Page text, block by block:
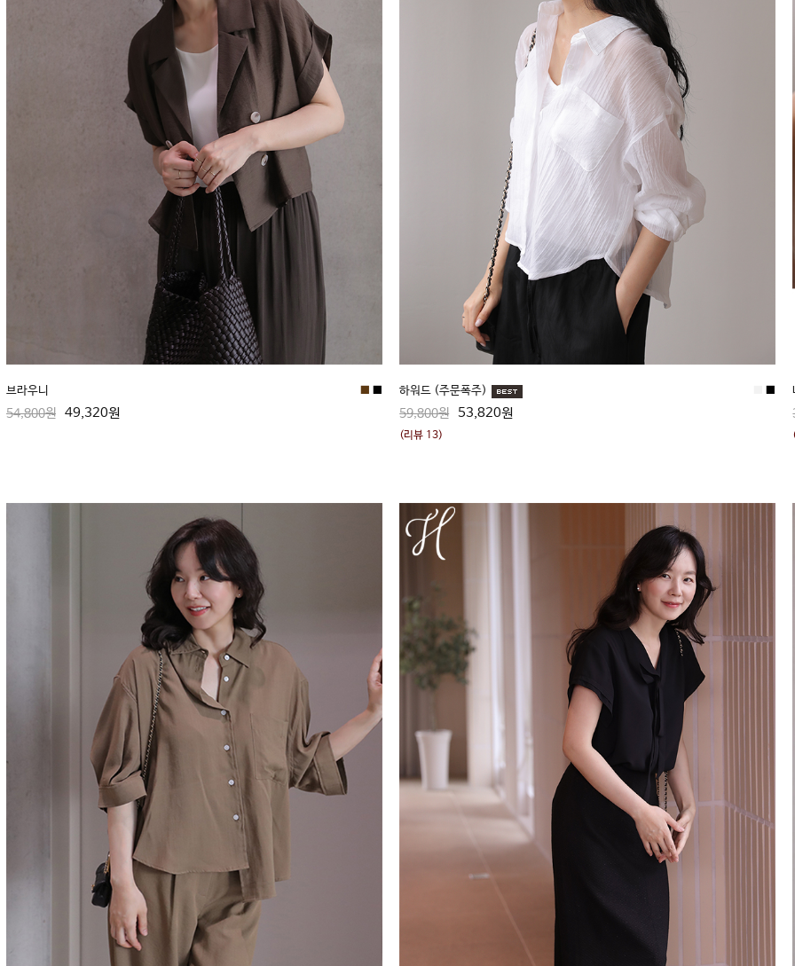
브라우니
54,800원 49,320원
하워드 (주문폭주)
59,800원 53,820원
(리뷰 13)